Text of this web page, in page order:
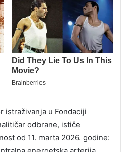
istraživanja u Fondaciji
odbrane, ističe
od 11. marta 2026. godine: